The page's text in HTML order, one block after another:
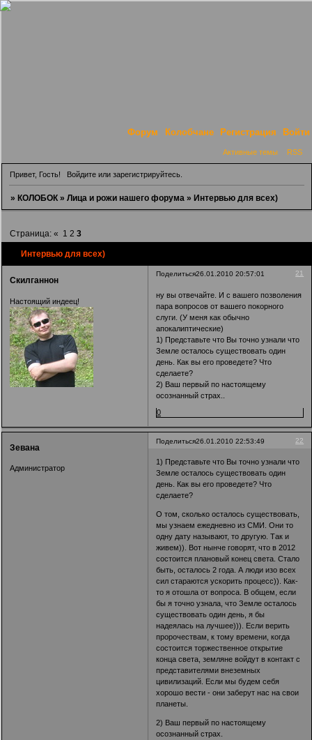
Форум Колобчане Регистрация Войти
Активные темы RSS
Привет, Гость! Войдитеили зарегистрируйтесь.
»КОЛОБОК »Лица и рожи нашего форума »Интервью для всех)
Интервью для всех)
Страница:« 1 2 3
Поделиться 21
26.01.2010 20:57:01
Скилганнон
Настоящий индеец!
ну вы отвечайте. И с вашего позволения
пара вопросов от вашего покорного
слуги. (У меня как обычно
апокалиптические)
1) Представьте что Вы точно узнали что
Земле осталось существовать один
день. Как вы его проведете? Что
сделаете?
2) Ваш первый по настоящему
осознанный страх..
0
Поделиться 22
26.01.2010 22:53:49
Зевана
Администратор
1) Представьте что Вы точно узнали что
Земле осталось существовать один
день. Как вы его проведете? Что
сделаете?
О том, сколько осталось существовать,
мы узнаем ежедневно из СМИ. Они то
одну дату называют, то другую. Так и
живем)). Вот нынче говорят, что в 2012
состоится плановый конец света. Стало
быть, осталось 2 года. А люди изо всех
сил стараются ускорить процесс)). Как-
то я отошла от вопроса. В общем, если
бы я точно узнала, что Земле осталось
существовать один день, я бы
надеялась на лучшее))). Если верить
пророчествам, к тому времени, когда
состоится торжественное открытие
конца света, земляне войдут в контакт с
представителями внеземных
цивилизаций. Если мы будем себя
хорошо вести - они заберут нас на свои
планеты.
2) Ваш первый по настоящему
осознанный страх.